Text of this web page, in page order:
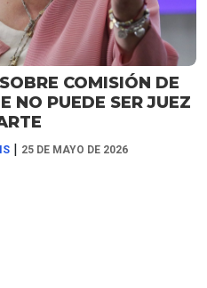
COMISIÓN DE
NO PUEDE SER JUEZ
| 25 DE MAYO DE 2026